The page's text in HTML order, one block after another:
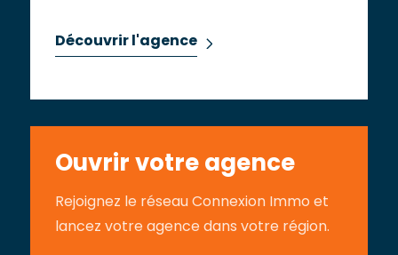
Découvrir l'agence
Ouvrir votre agence
Rejoignez le réseau Connexion Immo et
lancez votre agence dans votre région.